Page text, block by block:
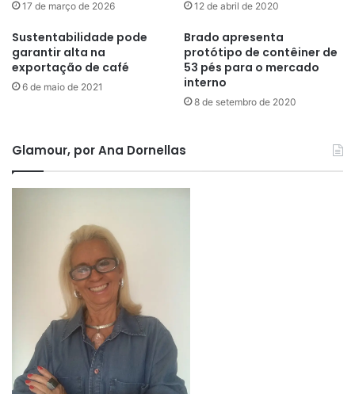
17 de março de 2026 12 de abril de 2020
Sustentabilidade pode
garantir alta na
exportação de café
6 de maio de 2021
Brado apresenta
protótipo de contêiner de
53 pés para o mercado
interno
8 de setembro de 2020
Glamour, por Ana Dornellas